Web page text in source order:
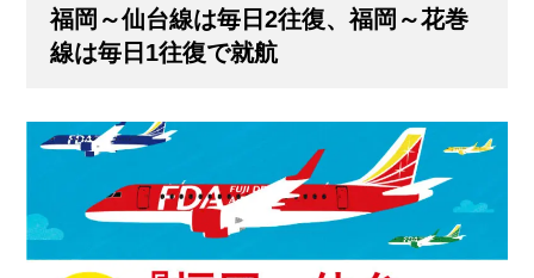
福岡～仙台線は毎日2往復、福岡～花巻
線は毎日1往復で就航